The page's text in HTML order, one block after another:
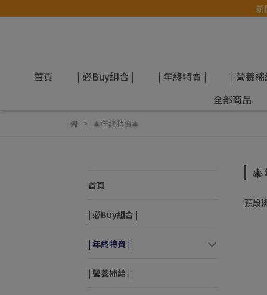
首頁 | 必Buy組合 | | 年終特賣 | | 營養補
全部商品
🎄年終特賣🎄
首頁
| 必Buy組合 |
| 年終特賣 |
| 營養補給 |
預設